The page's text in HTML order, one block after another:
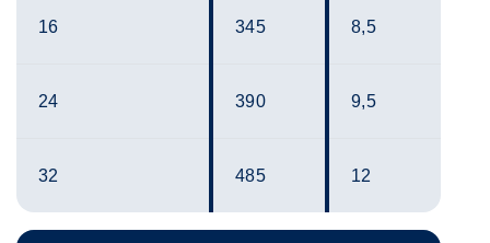
16 345 8,5
24 390 9,5
32 485 12